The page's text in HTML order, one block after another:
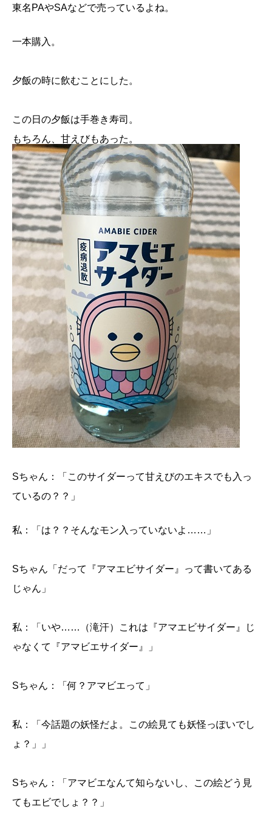
東名PAやSAなどで売っているよね。
一本購入。
夕飯の時に飲むことにした。
この日の夕飯は手巻き寿司。
もちろん、甘えびもあった。
Sちゃん：「このサイダーって甘えびのエキスでも入っ
ているの？？」
私：「は？？そんなモン入っていないよ……」
Sちゃん「だって『アマエビサイダー』って書いてある
じゃん」
私：「いや……（滝汗）これは『アマエビサイダー』じ
ゃなくて『アマビエサイダー』」
Sちゃん：「何？アマビエって」
私：「今話題の妖怪だよ。この絵見ても妖怪っぽいでし
ょ？」」
Sちゃん：「アマビエなんて知らないし、この絵どう見
てもエビでしょ？？」